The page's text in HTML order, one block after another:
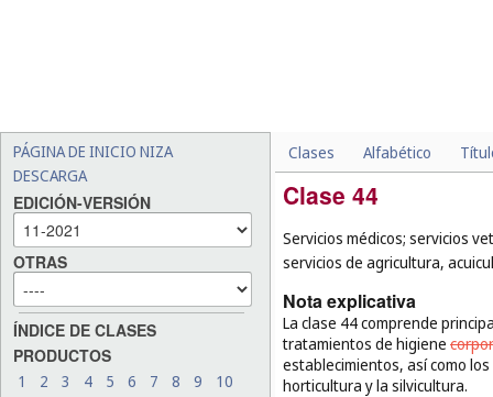
PÁGINA DE INICIO NIZA
DESCARGA
EDICIÓN-VERSIÓN
OTRAS
ÍNDICE DE CLASES
PRODUCTOS
1 2 3 4 5 6 7 8 9
10
Clases Alfabético
Clase 44
Servicios médicos; servicios
servicios de agricultura,
Nota explicativa
La clase 44 comprende
tratamientos de higiene
establecimientos, así como
horticultura y la silvicultura.